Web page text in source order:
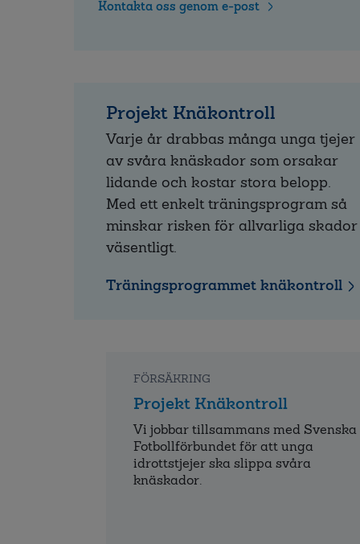
Kontakta oss genom e-post
Projekt Knäkontroll
Varje år drabbas många unga tjejer
av svåra knäskador som orsakar
lidande och kostar stora belopp.
Med ett enkelt träningsprogram så
minskar risken för allvarliga skador
väsentligt.
Träningsprogrammet knäkontroll
FÖRSÄKRING
Projekt Knäkontroll
Vi jobbar tillsammans med Svenska
Fotbollförbundet för att unga
idrottstjejer ska slippa svåra
knäskador.